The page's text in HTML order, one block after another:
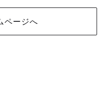
ページへ